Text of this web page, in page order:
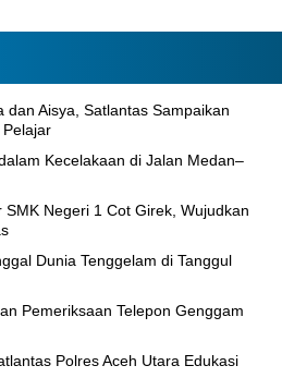
dan Aisya, Satlantas Sampaikan
Kecelakaan di Jalan Medan–
Negeri 1 Cot Girek, Wujudkan
Dunia Tenggelam di Tanggul
Pemeriksaan Telepon Genggam
Polres Aceh Utara Edukasi